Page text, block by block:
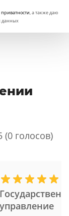
, а также даю
данных
(0 голосов)
управление